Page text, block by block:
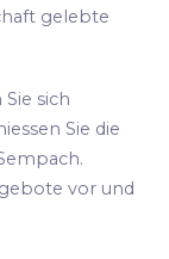
gelebte
sich
Sie die
vor und